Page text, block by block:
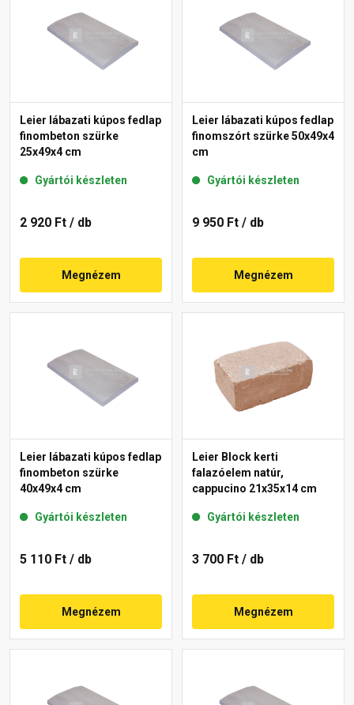
Leier lábazati kúpos fedlap
finombeton szürke
25x49x4 cm
Gyártói készleten
2 920 Ft / db
Megnézem
Leier lábazati kúpos fedlap
finomszórt szürke 50x49x4
cm
Gyártói készleten
9 950 Ft / db
Megnézem
Leier lábazati kúpos fedlap
finombeton szürke
40x49x4 cm
Gyártói készleten
5 110 Ft / db
Megnézem
Leier Block kerti
falazóelem natúr,
cappucino 21x35x14 cm
Gyártói készleten
3 700 Ft / db
Megnézem